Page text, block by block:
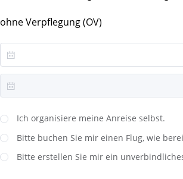
ohne Verpflegung (OV)
Ich organisiere meine Anreise selbst.
Bitte buchen Sie mir einen Flug, wie
Bitte erstellen Sie mir ein